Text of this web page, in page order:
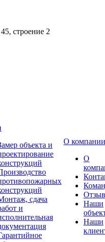
строение 2
объекта и
сдача
и
О компании
О
Наши
Наши